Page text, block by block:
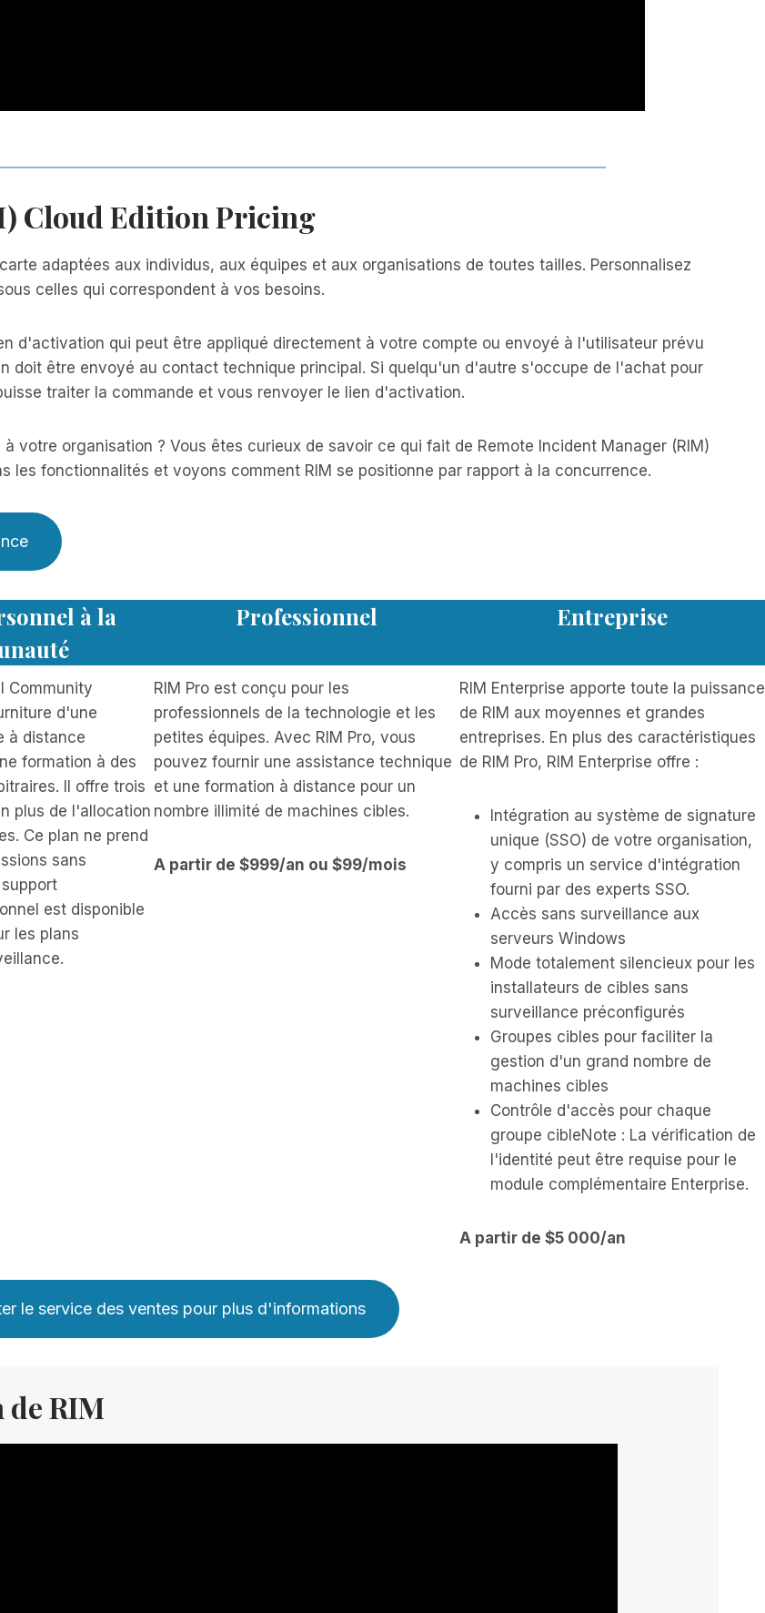
Cloud Edition Pricing
adaptées aux individus, aux équipes et aux organisations de toutes tailles. Personnalisez
celles qui correspondent à vos besoins.
d'activation qui peut être appliqué directement à votre compte ou envoyé à l'utilisateur prévu
doit être envoyé au contact technique principal. Si quelqu'un d'autre s'occupe de l'achat pour
traiter la commande et vous renvoyer le lien d'activation.
votre organisation ? Vous êtes curieux de savoir ce qui fait de Remote Incident Manager (RIM)
les fonctionnalités et voyons comment RIM se positionne par rapport à la concurrence.
à la
Community
d'une
à distance
formation à des
Il offre trois
plus de l'allocation
Ce plan ne prend
sans
est disponible
les plans
Professionnel
RIM Pro est conçu pour les
professionnels de la technologie et les
petites équipes. Avec RIM Pro, vous
pouvez fournir une assistance technique
et une formation à distance pour un
nombre illimité de machines cibles.
A partir de $999/an ou $99/mois
Entreprise
RIM Enterprise apporte toute la puissance
de RIM aux moyennes et grandes
entreprises. En plus des caractéristiques
de RIM Pro, RIM Enterprise offre :
Intégration au système de signature
unique (SSO) de votre organisation,
y compris un service d'intégration
fourni par des experts SSO.
Accès sans surveillance aux
serveurs Windows
Mode totalement silencieux pour les
installateurs de cibles sans
surveillance préconfigurés
Groupes cibles pour faciliter la
gestion d'un grand nombre de
machines cibles
Contrôle d'accès pour chaque
groupe cibleNote : La vérification de
l'identité peut être requise pour le
module complémentaire Enterprise.
A partir de $5 000/an
le service des ventes pour plus d'informations
RIM